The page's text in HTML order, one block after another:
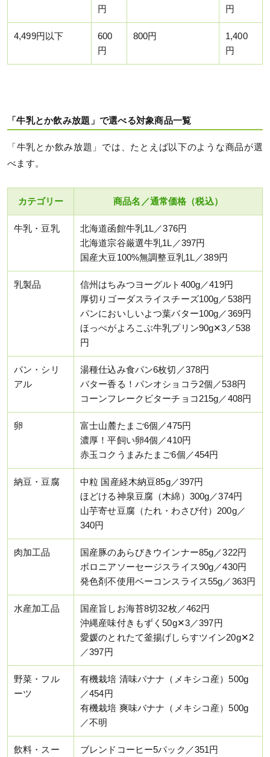
円 円
4,499円以下
600
円
800円
1,400
円
「牛乳とか飲み放題」で選べる対象商品一覧
「牛乳とか飲み放題」では、たとえば以下のような商品が選
べます。
カテゴリー 商品名／通常価格（税込）
牛乳・豆乳
北海道函館牛乳1L／376円
北海道宗谷厳選牛乳1L／397円
国産大豆100%無調整豆乳1L／389円
乳製品
信州はちみつヨーグルト400g／419円
厚切りゴーダスライスチーズ100g／538円
パンにおいしいよつ葉バター100g／369円
ほっぺがよろこぶ牛乳プリン90g✕3／538
円
パン・シリ
アル
湯種仕込み食パン6枚切／378円
バター香る！パンオショコラ2個／538円
コーンフレークビターチョコ215g／408円
卵
富士山麓たまご6個／475円
濃厚！平飼い卵4個／410円
赤玉コクうまみたまご6個／454円
納豆・豆腐
中粒 国産経木納豆85g／397円
ほどける神泉豆腐（木綿）300g／374円
山芋寄せ豆腐（たれ・わさび付）200g／
340円
肉加工品
国産豚のあらびきウインナー85g／322円
ボロニアソーセージスライス90g／430円
発色剤不使用ベーコンスライス55g／363円
水産加工品
国産旨しお海苔8切32枚／462円
沖縄産味付きもずく50g✕3／397円
愛媛のとれたて釜揚げしらすツイン20g✕2
／397円
野菜・フル
ーツ
有機栽培 清味バナナ（メキシコ産）500g
／454円
有機栽培 爽味バナナ（メキシコ産）500g
／不明
飲料・スー
ブレンドコーヒー5パック／351円